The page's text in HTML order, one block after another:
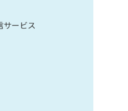
サービス